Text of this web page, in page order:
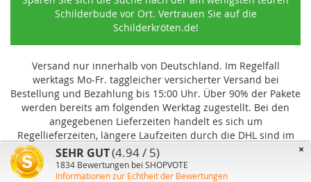
Schilderbude vor Ort. Vertrauen Sie auf die
Schilderkröten.de!
Versand nur innerhalb von Deutschland. Im Regelfall
werktags Mo-Fr. taggleicher versicherter Versand bei
Bestellung und Bezahlung bis 15:00 Uhr. Über 90% der Pakete
werden bereits am folgenden Werktag zugestellt. Bei den
angegebenen Lieferzeiten handelt es sich um
Regellieferzeiten, längere Laufzeiten durch die DHL sind im
Einzelfall möglich und können von uns nicht beeinflusst
werden.
×
SEHR GUT(4.94 / 5)
1834 Bewertungen bei SHOPVOTE
Informationen zur Echtheit der Bewertungen